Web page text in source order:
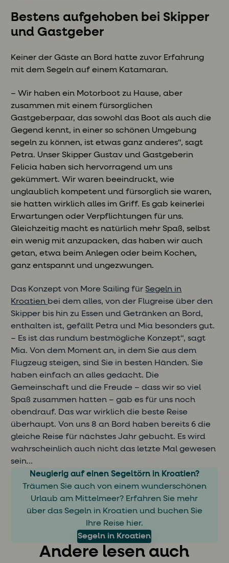
Bestens aufgehoben bei Skipper
und Gastgeber
Keiner der Gäste an Bord hatte zuvor Erfahrung
mit dem Segeln auf einem Katamaran.
– Wir haben ein Motorboot zu Hause, aber
zusammen mit einem fürsorglichen
Gastgeberpaar, das sowohl das Boot als auch die
Gegend kennt, in einer so schönen Umgebung
segeln zu können, ist etwas ganz anderes“, sagt
Petra. Unser Skipper Gustav und Gastgeberin
Felicia haben sich hervorragend um uns
gekümmert. Wir waren beeindruckt, wie
unglaublich kompetent und fürsorglich sie waren,
sie hatten wirklich alles im Griff. Es gab keinerlei
Erwartungen oder Verpflichtungen für uns.
Gleichzeitig macht es natürlich mehr Spaß, selbst
ein wenig mit anzupacken, das haben wir auch
getan, etwa beim Anlegen oder beim Kochen,
ganz entspannt und ungezwungen.
Das Konzept von More Sailing fürSegeln in
Kroatien bei dem alles, von der Flugreise über den
Skipper bis hin zu Essen und Getränken an Bord,
enthalten ist, gefällt Petra und Mia besonders gut.
– Es ist das rundum bestmögliche Konzept“, sagt
Mia. Von dem Moment an, in dem Sie aus dem
Flugzeug steigen, sind Sie in besten Händen. Sie
haben einfach an alles gedacht. Die
Gemeinschaft und die Freude – dass wir so viel
Spaß zusammen hatten – gab es für uns noch
obendrauf. Das war wirklich die beste Reise
überhaupt. Von uns 8 an Bord haben bereits 6 die
gleiche Reise für nächstes Jahr gebucht. Es wird
wahrscheinlich auch nicht das letzte Mal gewesen
sein...
Neugierig auf einen Segeltörn in Kroatien?
Träumen Sie auch von einem wunderschönen
Urlaub am Mittelmeer? Erfahren Sie mehr
über das Segeln in Kroatien und buchen Sie
Ihre Reise hier.
Segeln in Kroatien
Andere lesen auch